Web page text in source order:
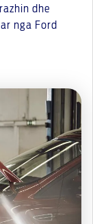
dhe
nga Ford